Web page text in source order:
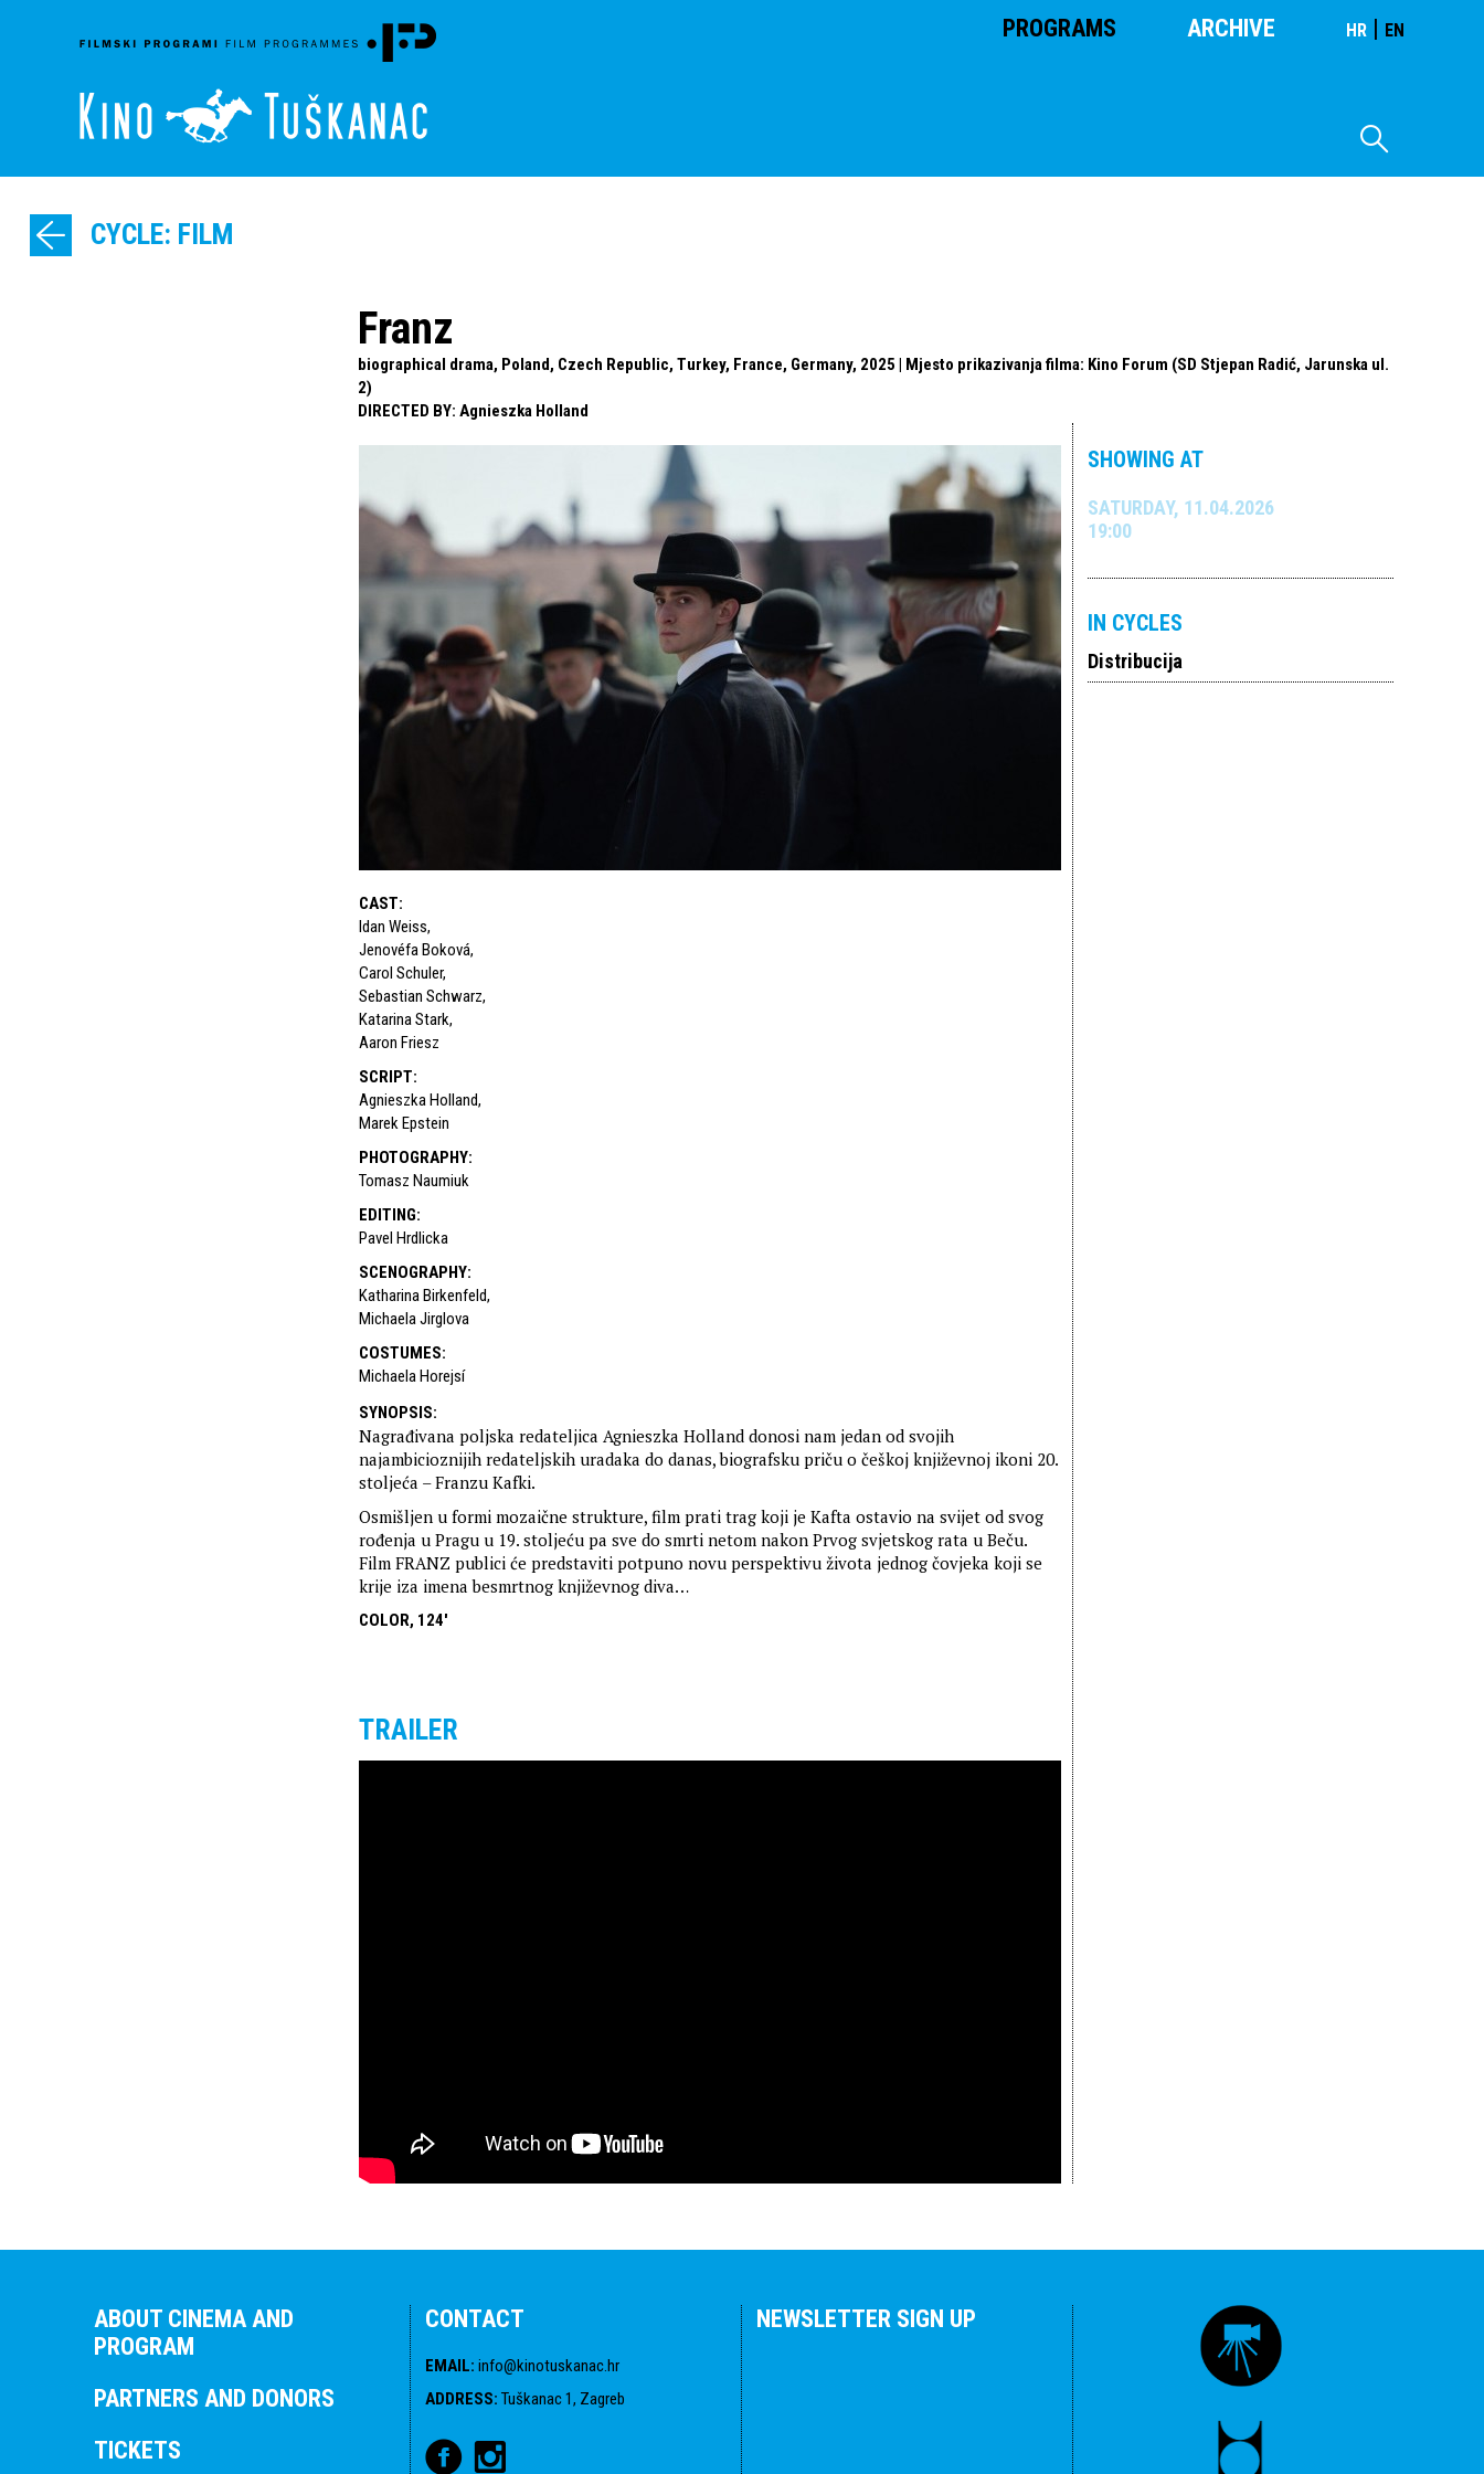
PROGRAMS ARCHIVE HR | EN
CYCLE: FILM
Franz
biographical drama, Poland, Czech Republic, Turkey, France, Germany, 2025 | Mjesto prikazivanja filma: Kino Forum (SD Stjepan Radić, Jarunska ul.
2)
DIRECTED BY: Agnieszka Holland
CAST:
Idan Weiss,
Jenovéfa Boková,
Carol Schuler,
Sebastian Schwarz,
Katarina Stark,
Aaron Friesz
SCRIPT:
Agnieszka Holland,
Marek Epstein
PHOTOGRAPHY:
Tomasz Naumiuk
EDITING:
Pavel Hrdlicka
SCENOGRAPHY:
Katharina Birkenfeld,
Michaela Jirglova
COSTUMES:
Michaela Horejsí
SYNOPSIS:
Nagrađivana poljska redateljica Agnieszka Holland donosi nam jedan od svojih
najambicioznijih redateljskih uradaka do danas, biografsku priču o češkoj književnoj ikoni 20.
stoljeća – Franzu Kafki.
Osmišljen u formi mozaične strukture, film prati trag koji je Kafta ostavio na svijet od svog
rođenja u Pragu u 19. stoljeću pa sve do smrti netom nakon Prvog svjetskog rata u Beču.
Film FRANZ publici će predstaviti potpuno novu perspektivu života jednog čovjeka koji se
krije iza imena besmrtnog književnog diva…
COLOR, 124'
TRAILER
SHOWING AT
SATURDAY, 11.04.2026
19:00
IN CYCLES
Distribucija
ABOUT CINEMA AND
PROGRAM
PARTNERS AND DONORS
TICKETS
CONTACT
EMAIL: info@kinotuskanac.hr
ADDRESS: Tuškanac 1, Zagreb
NEWSLETTER SIGN UP